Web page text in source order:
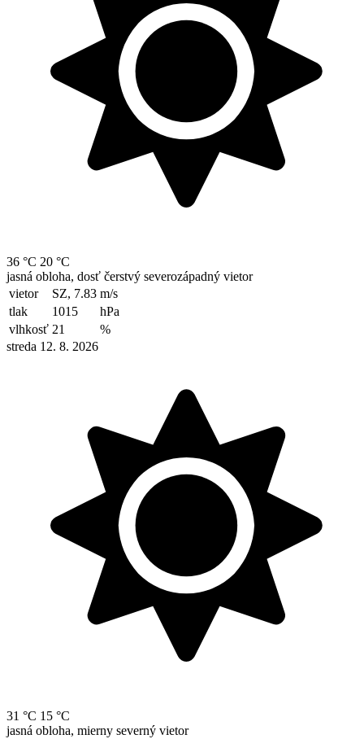
36 °C 20 °C
jasná obloha, dosť čerstvý severozápadný vietor
vietor
SZ, 7.83 m/s
tlak
1015
hPa
vlhkosť 21
%
streda 12. 8. 2026
31 °C 15 °C
jasná obloha, mierny severný vietor